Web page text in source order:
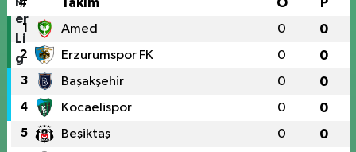
1 Amed 0 0
2 Erzurumspor FK 0 0
3 Başakşehir 0 0
4 Kocaelispor 0 0
5 Beşiktaş 0 0